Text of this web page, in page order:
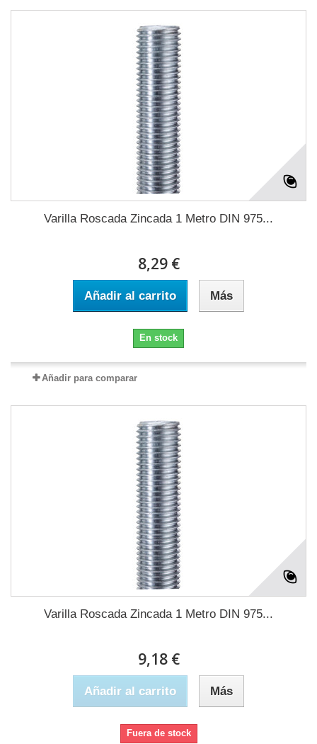
Varilla Roscada Zincada 1 Metro DIN 975...
8,29 €
Añadir al carrito Más
En stock
Añadir para comparar
Varilla Roscada Zincada 1 Metro DIN 975...
9,18 €
Añadir al carrito Más
Fuera de stock